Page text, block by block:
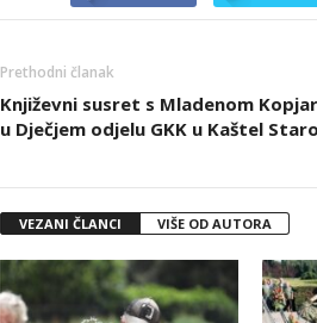
Prethodni članak
Književni susret s Mladenom
u Dječjem odjelu GKK u Kaštel
VEZANI ČLANCI VIŠE OD AUTORA